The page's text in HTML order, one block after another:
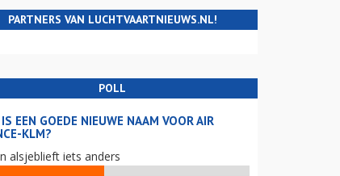
PARTNERS VAN LUCHTVAARTNIEUWS.NL!
POLL
EEN GOEDE NIEUWE NAAM VOOR AIR
KLM?
alsjeblieft iets anders